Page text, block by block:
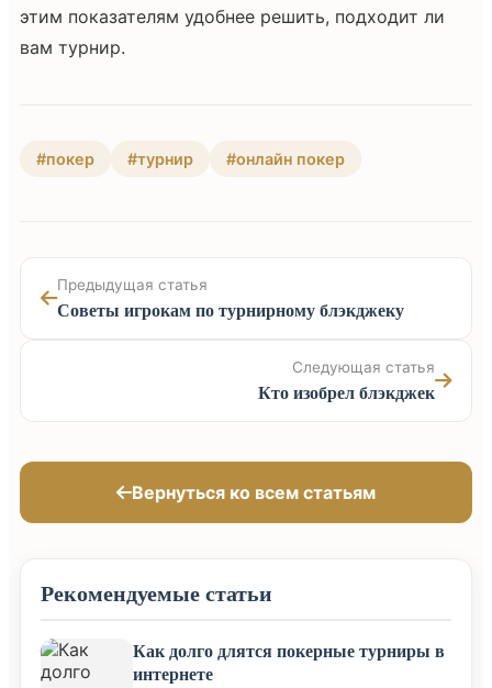
этим показателям удобнее решить, подходит ли
вам турнир.
#покер #турнир #онлайн покер
Предыдущая статья
Советы игрокам по турнирному блэкджеку
Следующая статья
Кто изобрел блэкджек
Вернуться ко всем статьям
Рекомендуемые статьи
Как долго длятся покерные турниры в
интернете